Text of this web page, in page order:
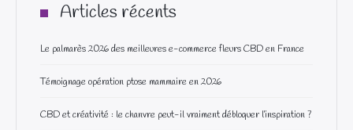
Articles récents
Le palmarès 2026 des meilleures e-commerce fleurs CBD en France
Témoignage opération ptose mammaire en 2026
CBD et créativité : le chanvre peut-il vraiment débloquer l’inspiration ?